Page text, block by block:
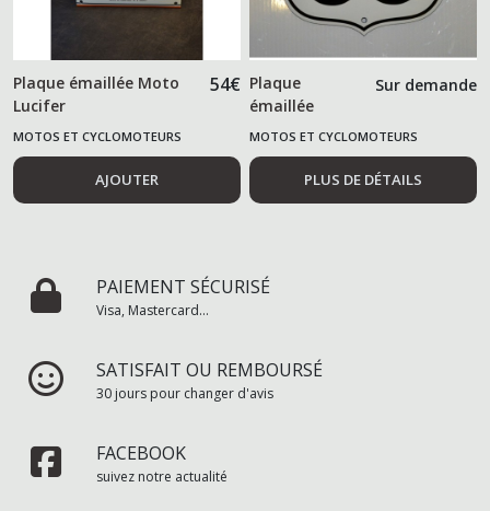
Plaque émaillée Moto
Lucifer
54€
MOTOS ET CYCLOMOTEURS
AJOUTER
Plaque
émaillée
ROUTE 66 logo
Sur demande
MOTOS ET CYCLOMOTEURS
PLUS DE DÉTAILS
PAIEMENT SÉCURISÉ
Visa, Mastercard...
SATISFAIT OU REMBOURSÉ
30 jours pour changer d'avis
FACEBOOK
suivez notre actualité